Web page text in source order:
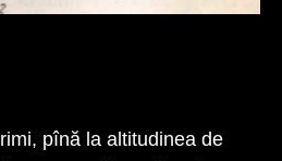
pînă la altitudinea de